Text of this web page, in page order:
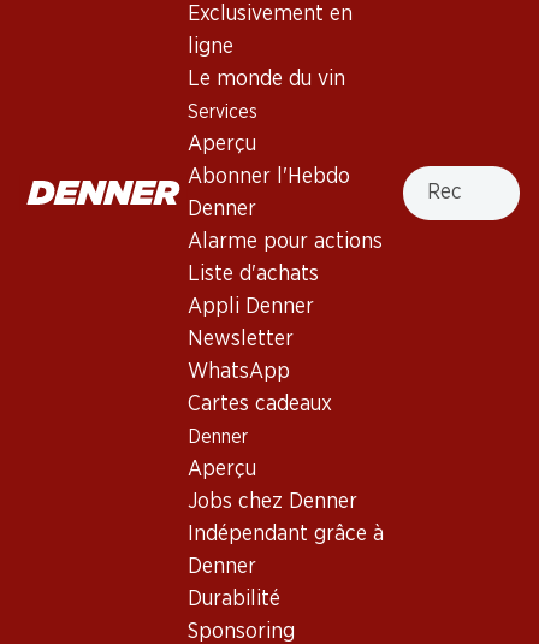
Exclusivement en
ligne
Le monde du vin
Services
Aperçu
Abonner l'Hebdo
Denner
Alarme pour actions
Liste d'achats
Appli Denner
Newsletter
WhatsApp
Cartes cadeaux
Denner
Aperçu
Jobs chez Denner
Indépendant grâce à
Denner
Durabilité
Sponsoring
Recherche
Espagne, Toro, 2010
Robe rouge cerise foncé. Nez de mûres, accompagné de
délicates notes toastées provenant de l'entreposage en
barrique. Bouche corsée aux tanins fins et mûrs. Finale
Non livrable
Bon à savoir
Vin rouge_old